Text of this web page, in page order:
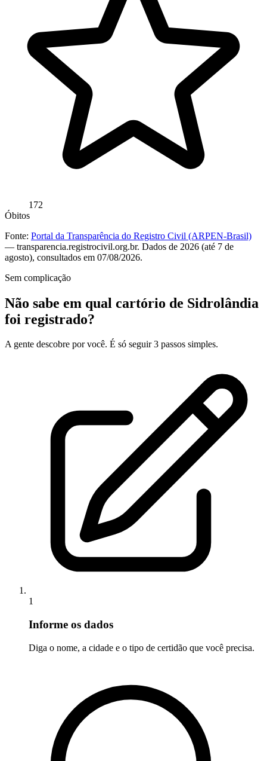
172
Óbitos
Fonte: Portal da Transparência do Registro Civil (ARPEN-Brasil)
— transparencia.registrocivil.org.br. Dados de 2026 (até 7 de
agosto), consultados em 07/08/2026.
Sem complicação
Não sabe em qual cartório de Sidrolândia
foi registrado?
A gente descobre por você. É só seguir 3 passos simples.
1
Informe os dados
Diga o nome, a cidade e o tipo de certidão que você precisa.